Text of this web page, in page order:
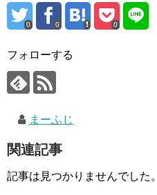
0 0 0
フォローする
まーふじ
関連記事
記事は見つかりませんでした。